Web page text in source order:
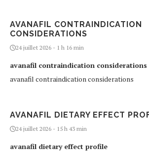
AVANAFIL CONTRAINDICATION
CONSIDERATIONS
24 juillet 2026 - 1 h 16 min
avanafil contraindication considerations
avanafil contraindication considerations
AVANAFIL DIETARY EFFECT
24 juillet 2026 - 15 h 43 min
avanafil dietary effect profile